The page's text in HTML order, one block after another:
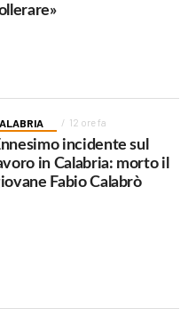
12 ore fa
incidente sul
in Calabria: morto il
Fabio Calabrò